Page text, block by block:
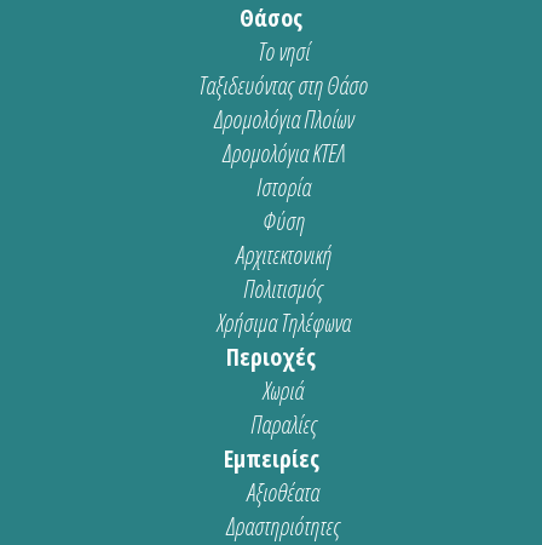
Θάσος
Το νησί
Ταξιδευόντας στη Θάσο
Δρομολόγια Πλοίων
Δρομολόγια ΚΤΕΛ
Ιστορία
Φύση
Αρχιτεκτονική
Πολιτισμός
Χρήσιμα Τηλέφωνα
Περιοχές
Χωριά
Παραλίες
Εμπειρίες
Αξιοθέατα
Δραστηριότητες